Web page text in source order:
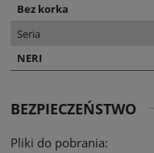
Bez korka
Seria
NERI
BEZPIECZEŃSTWO
Pliki do pobrania: